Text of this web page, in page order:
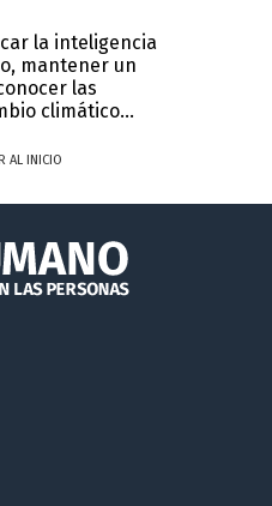
la inteligencia
mantener un
las
climático...
AL INICIO